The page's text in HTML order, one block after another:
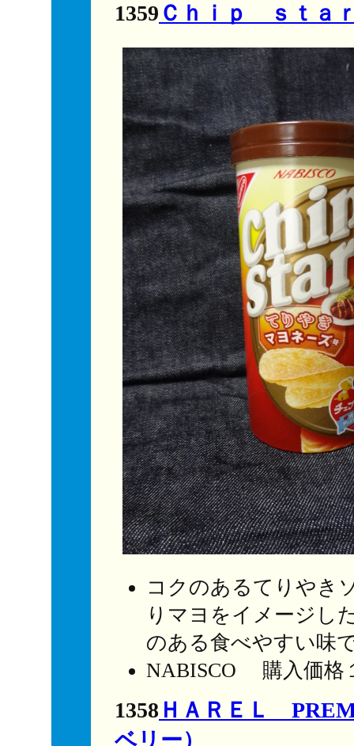
1359 Ｃｈｉｐ ｓｔａ
コクのあるてりやき
りマヨをイメージし
のある食べやすい味
NABISCO 購入価格
1358 ＨＡＲＥＬ
ベリー）